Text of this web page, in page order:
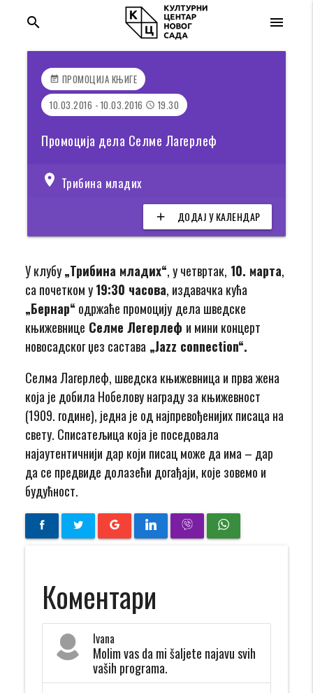
menu
search
event_note ПРОМОЦИЈА КЊИГЕ
10.03.2016 - 10.03.2016 access_time 19.30
Промоција дела Селме Лагерлеф
location_on Трибина младих
add ДОДАЈ У КАЛЕНДАР
У клубу„Трибина младих“, у четвртак, 10. марта,
са почетком у19:30 часова, издавачка кућа
„Бернар“ одржаће промоцију дела шведске
књижевнице Селме Легерлеф и мини концерт
новосадског џез састава „Jazz connection“.
Селма Лагерлеф, шведска књижевница и прва жена
која је добила Нобелову награду за књижевност
(1909. године), једна је од најпревођенијих писаца на
свету. Списатељица која је поседовала
најаутентичнији дар који писац може да има – дар
да се предвиде долазећи догађаји, које зовемо и
будућност.
Коментари
Ivana
Molim vas da mi šaljete najavu svih
vaših programa.